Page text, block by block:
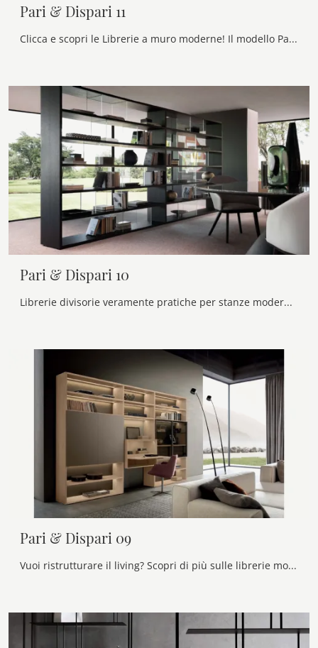
Pari & Dispari 11
Clicca e scopri le Librerie a muro moderne! Il modello Pari & Dispari 11 Presotto saprà ultimare un living pratico e operativo.
Pari & Dispari 10
Librerie divisorie veramente pratiche per stanze moderne: scopri di più sul modello Pari & Dispari 10 della firma Presotto!
Pari & Dispari 09
Vuoi ristrutturare il living? Scopri di più sulle librerie moderne a muro e arreda i tuoi spazi con il modello Pari & Dispari 09.